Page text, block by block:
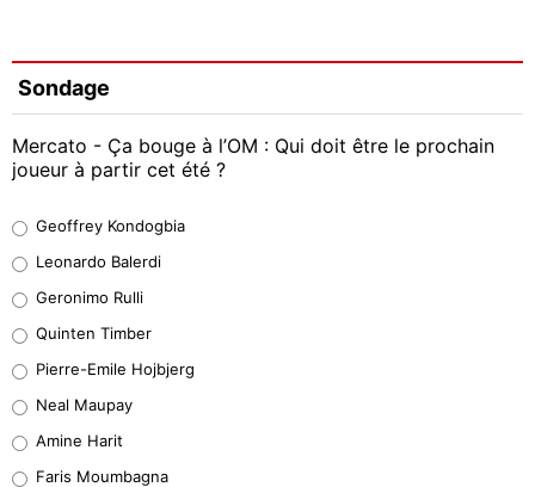
Sondage
Mercato - Ça bouge à l’OM : Qui doit être le prochain
joueur à partir cet été ?
38%
32%
5%
1%
Geoffrey Kondogbia
Leonardo Balerdi
Geronimo Rulli
Quinten Timber
Pierre-Emile Hojbjerg
Neal Maupay
Amine Harit
Faris Moumbagna